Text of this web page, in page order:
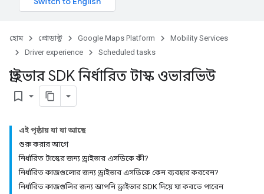
হোম প্রোডাক্ট Google Maps Platform
Mobility Services
Driver experience
Scheduled tasks
ড্রাইভার SDK নির্ধারিত টাস্ক ওভারভিউ
bookmark_border
এই পৃষ্ঠায় যা যা আছে
শুরু করার আগে
নির্ধারিত টাস্কের জন্য ড্রাইভার এসডিকে কী?
নির্ধারিত কাজগুলোর জন্য ড্রাইভার এসডিকে কেন ব্যবহার করবেন?
নির্ধারিত কাজগুলির জন্য আপনি ড্রাইভার SDK দিয়ে যা করতে পারেন